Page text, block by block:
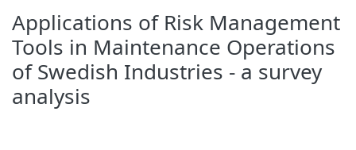
Applications of Risk Management
Tools in Maintenance Operations
of Swedish Industries - a survey
analysis